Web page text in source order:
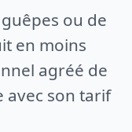
ou de
en moins
agréé de
avec son tarif